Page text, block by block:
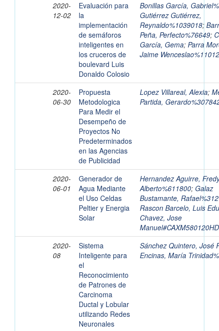
2020-
12-02
Evaluación para
la
implementación
de semáforos
inteligentes en
los cruceros de
boulevard Luis
Donaldo Colosio
Bonillas García,
Gutiérrez Gutiérrez,
Reynaldo%1039018;
Peña, Perfecto%76649;
García, Gema; Parra
Jaime
2020-
06-30
Propuesta
Metodologica
Para Medir el
Desempeño de
Proyectos No
Predeterminados
en las Agencias
de Publicidad
Lopez Villareal, Alexia;
Partida,
2020-
06-01
Generador de
Agua Mediante
el Uso Celdas
Peltier y Energia
Solar
Hernandez Aguirre,
Alberto%611800; Galaz
Bustamante,
Rascon Barcelo, Luis
Chavez, Jose
2020-
08
Sistema
Inteligente para
el
Reconocimiento
de Patrones de
Carcinoma
Ductal y Lobular
utilizando Redes
Neuronales
Sánchez Quintero, José
Encinas, María